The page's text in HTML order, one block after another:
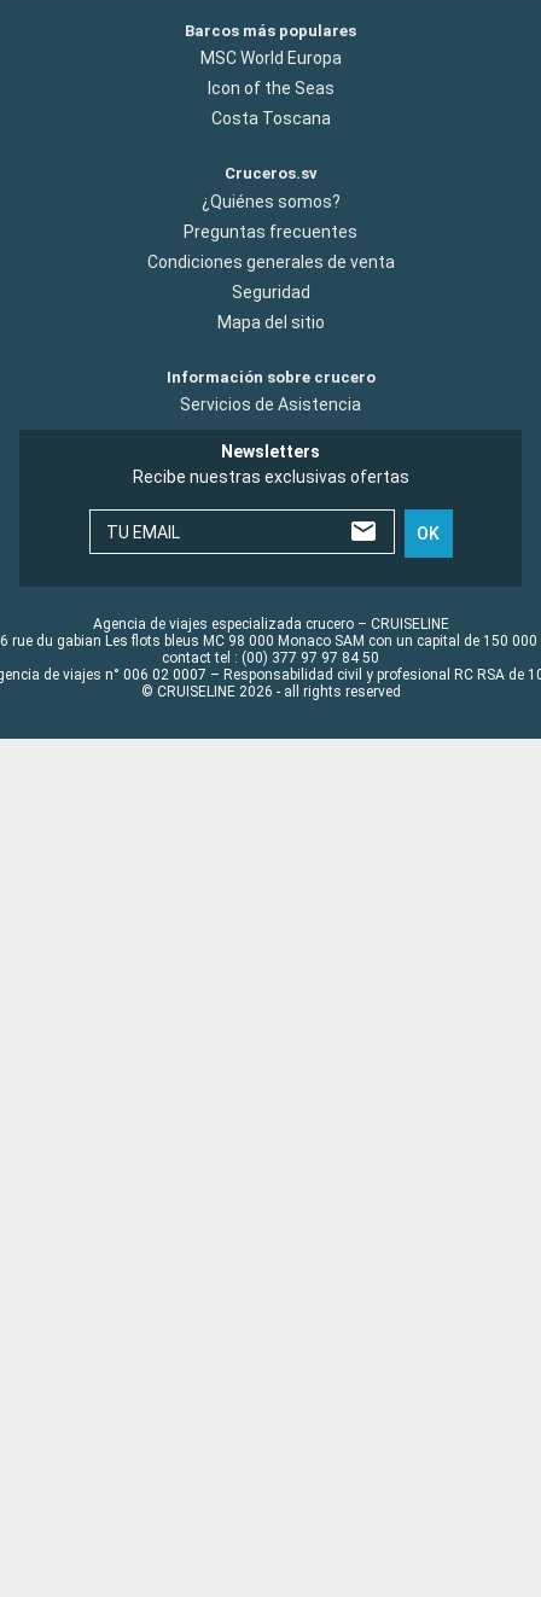
Barcos más populares
MSC World Europa
Icon of the Seas
Costa Toscana
Cruceros.sv
¿Quiénes somos?
Preguntas frecuentes
Condiciones generales de venta
Seguridad
Mapa del sitio
Información sobre crucero
Servicios de Asistencia
Newsletters
Recibe nuestras exclusivas ofertas
TU EMAIL OK
Agencia de viajes especializada crucero – CRUISELINE
rue du gabian Les flots bleus MC 98 000 Monaco SAM con un capital de 150 000
contact tel : (00) 377 97 97 84 50
de viajes n° 006 02 0007 – Responsabilidad civil y profesional RC RSA de
© CRUISELINE 2026 - all rights reserved